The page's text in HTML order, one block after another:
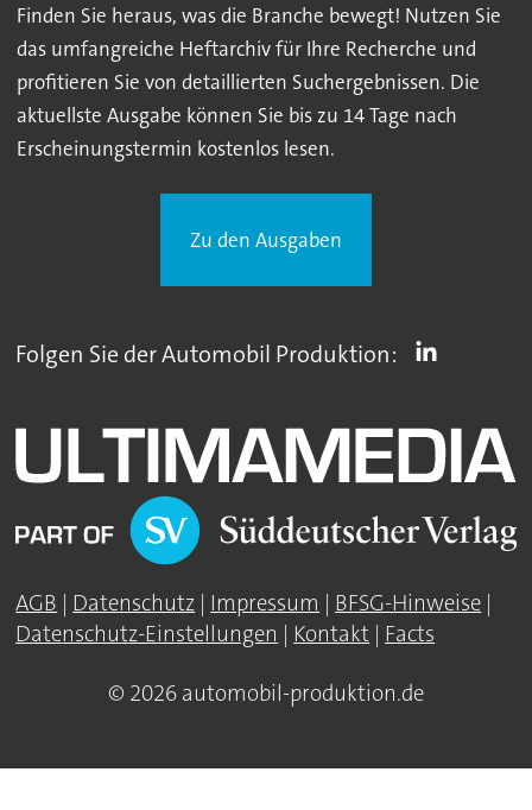
Finden Sie heraus, was die Branche bewegt! Nutzen Sie
das umfangreiche Heftarchiv für Ihre Recherche und
profitieren Sie von detaillierten Suchergebnissen. Die
aktuellste Ausgabe können Sie bis zu 14 Tage nach
Erscheinungstermin kostenlos lesen.
Zu den Ausgaben
Folgen Sie der Automobil Produktion:
AGB | Datenschutz | Impressum | BFSG-Hinweise |
Datenschutz-Einstellungen | Kontakt | Facts
© 2026 automobil-produktion.de